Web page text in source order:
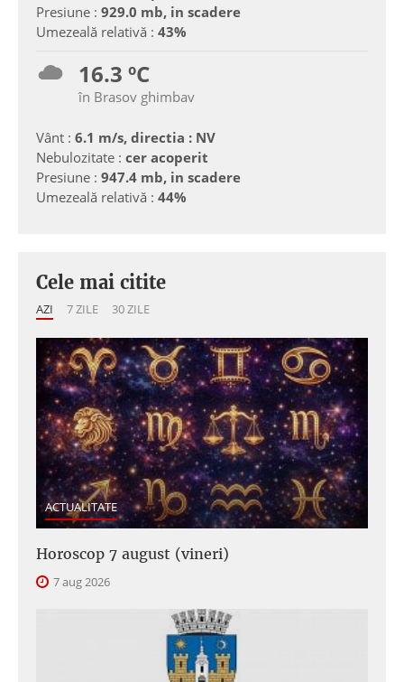
Presiune : 929.0 mb, in scadere
Umezeală relativă : 43%
16.3 ºC
în Brasov ghimbav
Vânt : 6.1 m/s, directia : NV
Nebulozitate : cer acoperit
Presiune : 947.4 mb, in scadere
Umezeală relativă : 44%
Cele mai citite
AZI 7 ZILE 30 ZILE
ACTUALITATE
Horoscop 7 august (vineri)
7 aug 2026